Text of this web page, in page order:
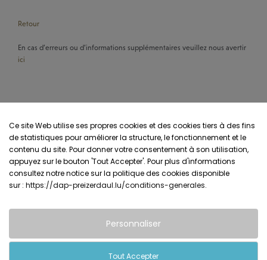
Retour
En cas d’erreurs ou d’informations supplémentaires veuillez nous avertir
ici
Conditions générales & Contacts
Ce site Web utilise ses propres cookies et des cookies tiers à des fins
de statistiques pour améliorer la structure, le fonctionnement et le
contenu du site. Pour donner votre consentement à son utilisation,
appuyez sur le bouton 'Tout Accepter'. Pour plus d'informations
consultez notre notice sur la politique des cookies disponible
sur : https://dap-preizerdaul.lu/conditions-generales.
Personnaliser
Tout Accepter